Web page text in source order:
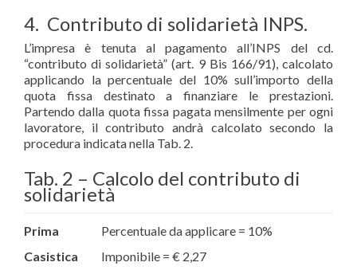
4. Contributo di solidarietà INPS.
L’impresa è tenuta al pagamento all’INPS del cd.
“contributo di solidarietà” (art. 9 Bis 166/91), calcolato
applicando la percentuale del 10% sull’importo della
quota fissa destinato a finanziare le prestazioni.
Partendo dalla quota fissa pagata mensilmente per ogni
lavoratore, il contributo andrà calcolato secondo la
procedura indicata nella Tab. 2.
Tab. 2 – Calcolo del contributo di
solidarietà
Prima
Casistica
Percentuale da applicare = 10%
Imponibile = € 2,27